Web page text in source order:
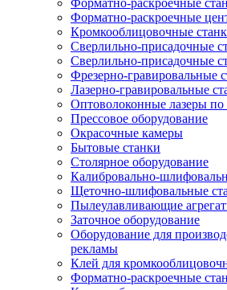
Форматно-раскроечные
Форматно-раскроечные
Кромкооблицовочные
Сверлильно-присадочные
Сверлильно-присадочные
Фрезерно-гравировальные
Лазерно-гравировальные
Оптоволоконные лазеры по
Прессовое оборудование
Окрасочные камеры
Бытовые станки
Столярное оборудование
Калибровально-
Щеточно-шлифовальные
Пылеулавливающие
Заточное оборудование
Оборудование для
рекламы
Клей для
Форматно-раскроечные